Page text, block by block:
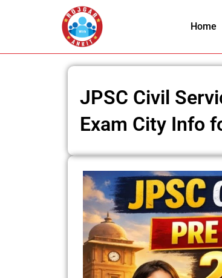
Home
JPSC Civil
Exam City Info